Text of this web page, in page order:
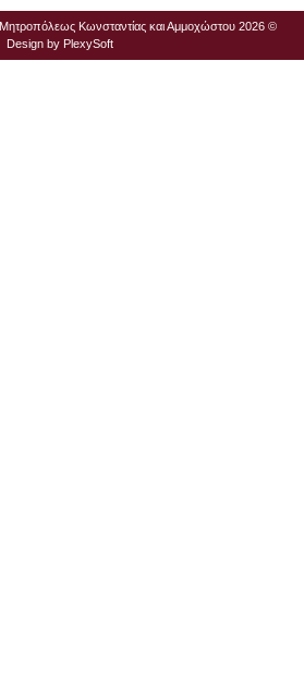
Μητροπόλεως Κωνσταντίας και Αμμοχώστου 2026 ©
Design by PlexySoft